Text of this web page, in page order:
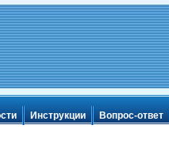
Инструкции Вопрос-ответ